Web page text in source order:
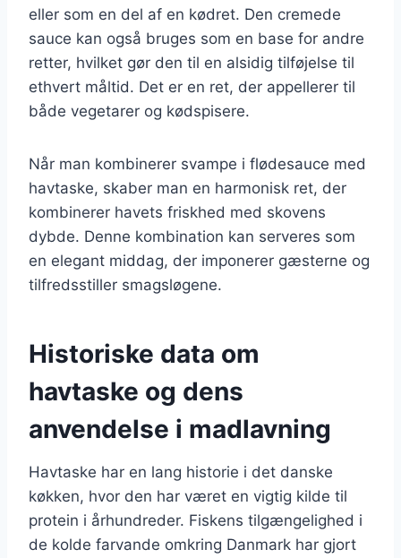
eller som en del af en kødret. Den cremede
sauce kan også bruges som en base for andre
retter, hvilket gør den til en alsidig tilføjelse til
ethvert måltid. Det er en ret, der appellerer til
både vegetarer og kødspisere.
Når man kombinerer svampe i flødesauce med
havtaske, skaber man en harmonisk ret, der
kombinerer havets friskhed med skovens
dybde. Denne kombination kan serveres som
en elegant middag, der imponerer gæsterne og
tilfredsstiller smagsløgene.
Historiske data om
havtaske og dens
anvendelse i madlavning
Havtaske har en lang historie i det danske
køkken, hvor den har været en vigtig kilde til
protein i århundreder. Fiskens tilgængelighed i
de kolde farvande omkring Danmark har gjort